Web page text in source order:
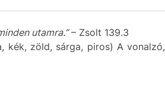
utamra.”– Zsolt 139.3
kék, zöld, sárga, piros) A vonalzó,